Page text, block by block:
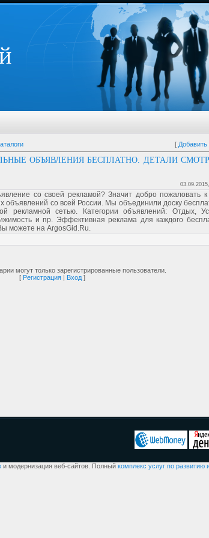
[ Добавить
ОБЪЯВЛЕНИЯ БЕСПЛАТНО. ДЕТАЛИ
со своей рекламой? Значит добро пожаловать
объявлений со всей России. Мы объединили доску
рекламной сетью. Категории объявлений: Отдых,
и пр. Эффективная реклама для каждого
можете на ArgosGid.Ru.
могут только зарегистрированные пользователи.
[ Регистрация | Вход ]
и модернизация веб-сайтов. Полный комплекс услуг по развитию